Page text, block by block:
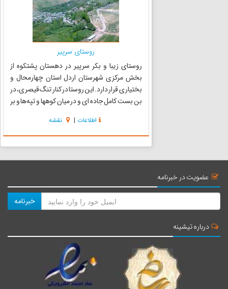
روستای سرپیر
روستای زیبا و بکر سرپیر در دهستان پشتکوه از
بخش مرکزی شهرستان اردل استان چهارمحال و
بختیاری قرار دارد. این روستا در کنار تنگ قیصری، در
بن بست کامل جاده ای و در میان کوهها و تپه‌ها و بر
سلطان ابراهیم، گله دار و سلحشور (سله چین) قرار
دارد.مردمان...
اطلاعات | نقشه
عضویت در خبرنامه
خبرنامه
درباره تیشینه